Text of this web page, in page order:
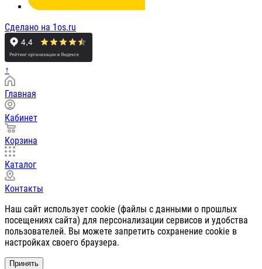
Сделано на 1os.ru
↑
Главная
Кабинет
Корзина
Каталог
Контакты
Наш сайт использует cookie (файлы с данными о прошлых
посещениях сайта) для персонализации сервисов и удобства
пользователей. Вы можете запретить сохранение cookie в
настройках своего браузера.
Принять